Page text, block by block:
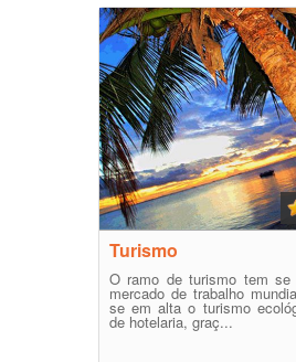
Turismo
O ramo de turismo tem se
mercado de trabalho
se em alta o turismo
de hotelaria, graç...